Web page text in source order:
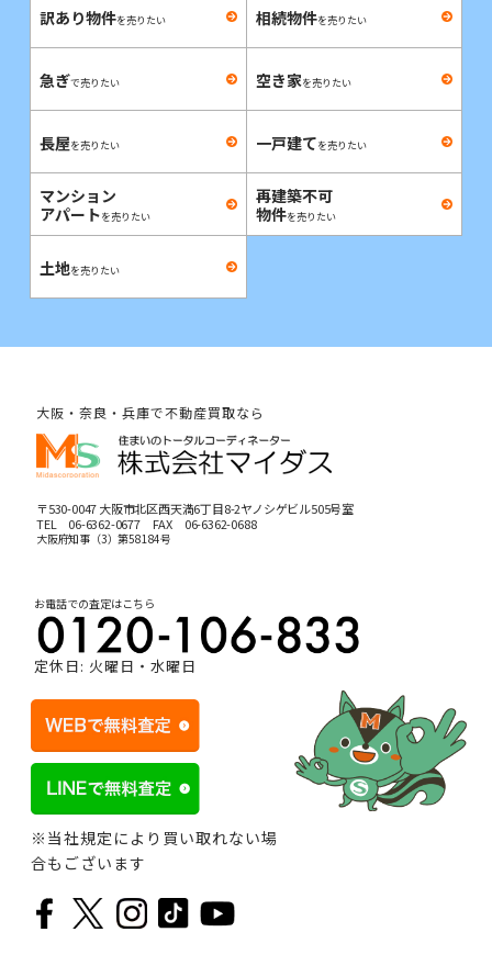
訳あり物件を売りたい 相続物件を売りたい
急ぎで売りたい 空き家を売りたい
長屋を売りたい 一戸建てを売りたい
マンション
アパートを売りたい
再建築不可
物件を売りたい
土地を売りたい
大阪・奈良・兵庫で不動産買取なら
〒530-0047 大阪市北区西天満6丁目8-2ヤノシゲビル505号室
TEL 06-6362-0677FAX 06-6362-0688
大阪府知事（3）第58184号
お電話での査定はこちら
定休日: 火曜日・水曜日
※当社規定により買い取れない場
合もございます